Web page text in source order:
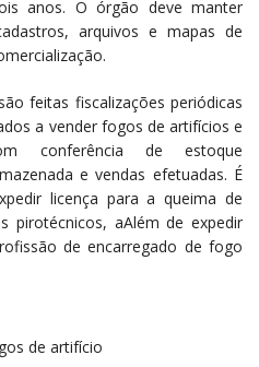
anos. O órgão deve manter
arquivos e mapas de
feitas fiscalizações periódicas
a vender fogos de artifícios e
conferência de estoque
e vendas efetuadas. É
licença para a queima de
pirotécnicos, aAlém de expedir
de encarregado de fogo